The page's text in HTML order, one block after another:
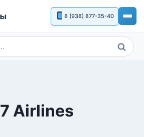
8 (938) 877-35-40
Поиск
Airlines